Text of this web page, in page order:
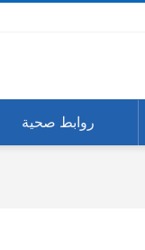
روابط صحية